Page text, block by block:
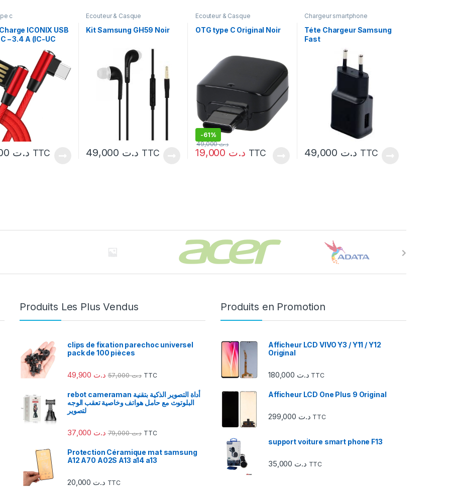
c
ICONIX USB
– 3.4 A (IC-UC
د.ت TTC
Ecouteur & Casque
Kit Samsung GH59 Noir
د.ت TTC
Ecouteur & Casque
OTG type C Original Noir
-61%
د.ت
د.ت49,000
TTC
Chargeur smartphone
Téte Chargeur Samsung
Fast
د.ت TTC
Produits Les Plus Vendus
clips de fixation parechoc universel
pack de 100 pièces
د.ت د.ت57,000 TTC
rebot cameraman أداة التصوير الذكية بتقنية
البلوتوث مع حامل هواتف وخاصية تعقب الوجه
لتصوير
د.ت د.ت79,000 TTC
Protection Céramique mat samsung
A12 A70 A02S A13 a14 a13
د.ت TTC
Produits en Promotion
Afficheur LCD VIVO Y3 / Y11 / Y12
Original
د.ت TTC
Afficheur LCD One Plus 9 Original
د.ت TTC
support voiture smart phone F13
د.ت TTC